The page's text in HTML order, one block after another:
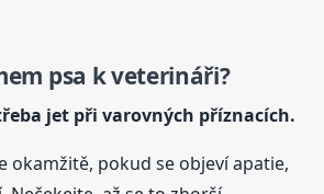
psa k veterináři?
jet při varovných příznacích.
okamžitě, pokud se objeví apatie,